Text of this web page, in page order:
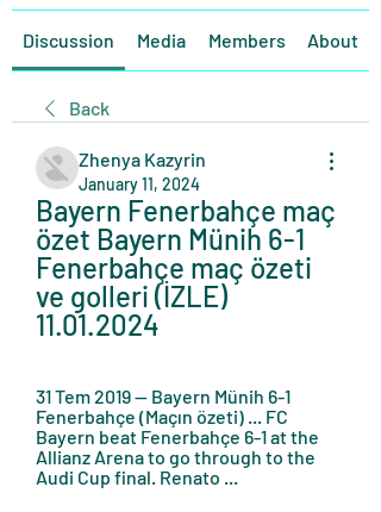
Discussion Media Members About
Back
Zhenya Kazyrin
January 11, 2024
Bayern Fenerbahçe maç
özet Bayern Münih 6-1
Fenerbahçe maç özeti
ve golleri (İZLE)
11.01.2024
31 Tem 2019 — Bayern Münih 6-1
Fenerbahçe (Maçın özeti) ... FC
Bayern beat Fenerbahçe 6-1 at the
Allianz Arena to go through to the
Audi Cup final. Renato ...